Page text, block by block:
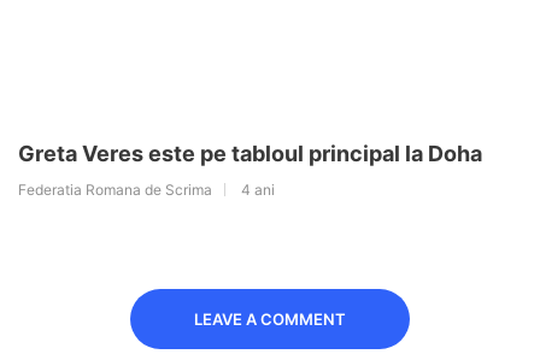
Greta Veres este pe tabloul principal la Doha
Federatia Romana de Scrima 4 ani
LEAVE A COMMENT